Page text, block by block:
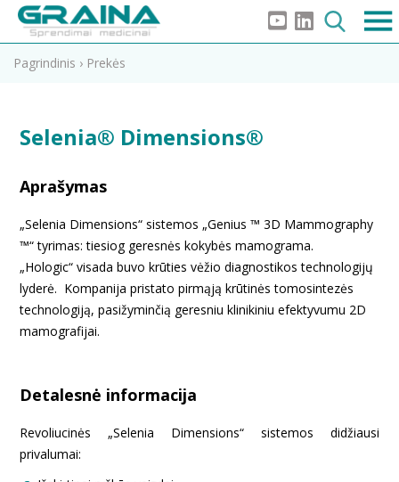
Pagrindinis › Prekės
Selenia® Dimensions®
Aprašymas
„Selenia Dimensions“ sistemos „Genius ™ 3D Mammography
™“ tyrimas: tiesiog geresnės kokybės mamograma.
„Hologic“ visada buvo krūties vėžio diagnostikos technologijų
lyderė. Kompanija pristato pirmąją krūtinės tomosintezės
technologiją, pasižyminčią geresniu klinikiniu efektyvumu 2D
mamografijai.
Detalesnė informacija
Revoliucinės „Selenia Dimensions“ sistemos didžiausi
privalumai: